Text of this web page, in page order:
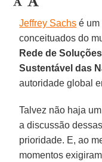
Jeffrey Sachs é um
conceituados do
Rede de
Sustentável das
autoridade global
Talvez não haja
a discussão
prioridade. E, ao
momentos